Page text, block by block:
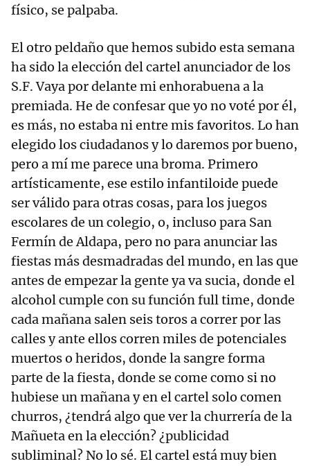
físico, se palpaba.
El otro peldaño que hemos subido esta semana
ha sido la elección del cartel anunciador de los
S.F. Vaya por delante mi enhorabuena a la
premiada. He de confesar que yo no voté por él,
es más, no estaba ni entre mis favoritos. Lo han
elegido los ciudadanos y lo daremos por bueno,
pero a mí me parece una broma. Primero
artísticamente, ese estilo infantiloide puede
ser válido para otras cosas, para los juegos
escolares de un colegio, o, incluso para San
Fermín de Aldapa, pero no para anunciar las
fiestas más desmadradas del mundo, en las que
antes de empezar la gente ya va sucia, donde el
alcohol cumple con su función full time, donde
cada mañana salen seis toros a correr por las
calles y ante ellos corren miles de potenciales
muertos o heridos, donde la sangre forma
parte de la fiesta, donde se come como si no
hubiese un mañana y en el cartel solo comen
churros, ¿tendrá algo que ver la churrería de la
Mañueta en la elección? ¿publicidad
subliminal? No lo sé. El cartel está muy bien